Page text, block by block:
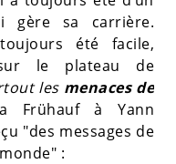
gère sa carrière.
été facile,
le plateau de
lesmenaces de
Frühauf à Yann
"des messages de
: